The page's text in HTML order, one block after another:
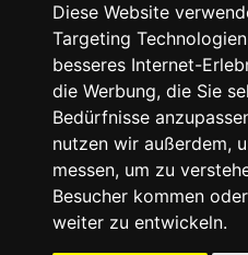
Diese Website
Targeting
besseres Internet-
die Werbung, die Sie
Bedürfnisse
nutzen wir außerdem,
messen, um zu
Besucher kommen
weiter zu entwickeln.
Facebook
© 2024 SNEAKERᴰᴱ, All
Impressum Datenschutz